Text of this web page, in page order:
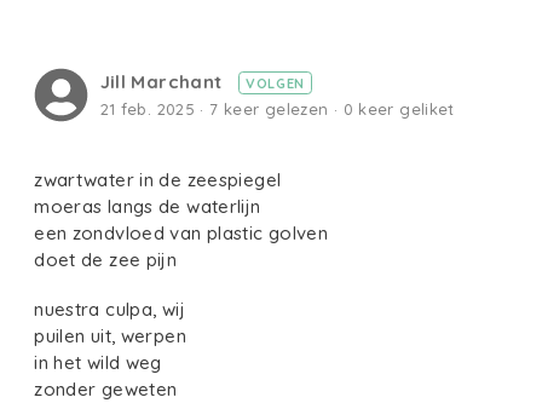
Jill Marchant VOLGEN
21 feb. 2025 · 7 keer gelezen · 0 keer geliket
zwartwater in de zeespiegel
moeras langs de waterlijn
een zondvloed van plastic golven
doet de zee pijn
nuestra culpa, wij
puilen uit, werpen
in het wild weg
zonder geweten